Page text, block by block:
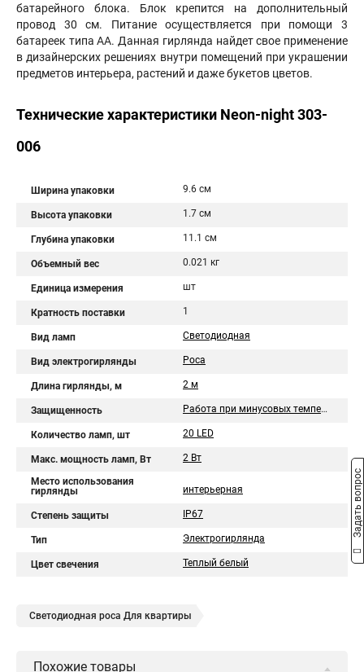
батарейного блока. Блок крепится на дополнительный
провод 30 см. Питание осуществляется при помощи 3
батареек типа AA. Данная гирлянда найдет свое применение
в дизайнерских решениях внутри помещений при украшении
предметов интерьера, растений и даже букетов цветов.
Технические характеристики Neon-night 303-
006
Ширина упаковки 9.6 см
Высота упаковки 1.7 см
Глубина упаковки 11.1 см
Объемный вес 0.021 кг
Единица измерения шт
Кратность поставки 1
Вид ламп Светодиодная
Вид электрогирлянды Роса
Длина гирлянды, м 2 м
Защищенность Работа при минусовых температурах
Количество ламп, шт 20 LED
Макс. мощность ламп, Вт 2 Вт
Место использования
гирлянды
интерьерная
Степень защиты IP67
Тип Электрогирлянда
Цвет свечения Теплый белый
Светодиодная роса Для квартиры
Похожие товары
Задать вопрос